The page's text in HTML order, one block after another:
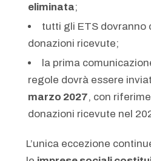
eliminata;
tutti gli ETS dovranno
donazioni ricevute;
la prima
regole dovrà essere
marzo 2027, con
donazioni ricevute nel
L’unica eccezione